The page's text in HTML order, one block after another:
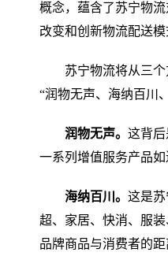
概念，蕴含了苏宁物
改变和创新物流配送模
苏宁物流将从三
“润物无声、海纳百川
润物无声。 这背后
一系列增值服务产品
海纳百川。 这是
超、家居、快消、服
品牌商品与消费者的距